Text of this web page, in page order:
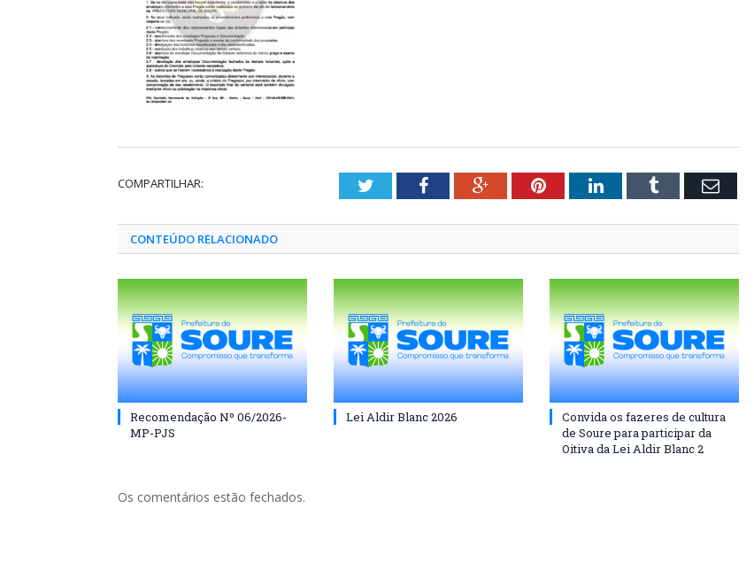
COMPARTILHAR: TwitterFacebookGoogle+PinterestLinkedInTumblr Email
CONTEÚDO RELACIONADO
Recomendação Nº 06/2026-
MP-PJS
Lei Aldir Blanc 2026
Convida os fazeres de cultura
de Soure para participar da
Oitiva da Lei Aldir Blanc 2
Os comentários estão fechados.